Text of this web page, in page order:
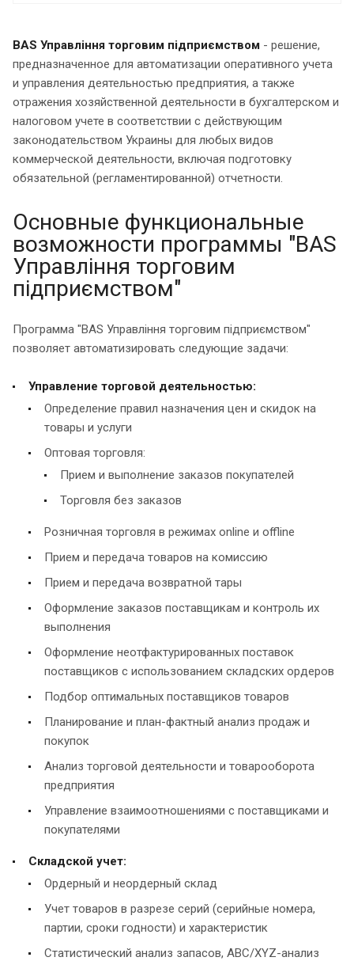
BAS Управління торговим підприємством - решение,
предназначенное для автоматизации оперативного учета
и управления деятельностью предприятия, а также
отражения хозяйственной деятельности в бухгалтерском и
налоговом учете в соответствии с действующим
законодательством Украины для любых видов
коммерческой деятельности, включая подготовку
обязательной (регламентированной) отчетности.
Основные функциональные
возможности программы "BAS
Управління торговим
підприємством"
Программа "BAS Управління торговим підприємством"
позволяет автоматизировать следующие задачи:
Управление торговой деятельностью:
Определение правил назначения цен и скидок на
товары и услуги
Оптовая торговля:
Прием и выполнение заказов покупателей
Торговля без заказов
Розничная торговля в режимах online и offline
Прием и передача товаров на комиссию
Прием и передача возвратной тары
Оформление заказов поставщикам и контроль их
выполнения
Оформление неотфактурированных поставок
поставщиков с использованием складских ордеров
Подбор оптимальных поставщиков товаров
Планирование и план-фактный анализ продаж и
покупок
Анализ торговой деятельности и товарооборота
предприятия
Управление взаимоотношениями с поставщиками и
покупателями
Складской учет:
Ордерный и неордерный склад
Учет товаров в разрезе серий (серийные номера,
партии, сроки годности) и характеристик
Статистический анализ запасов, ABC/XYZ-анализ